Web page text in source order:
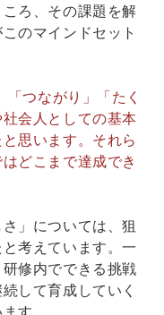
ろ、その課題を解
のマインドセット
つながり」「たく
会人としての基本
思います。それら
どこまで達成でき
」については、狙
考えています。一
修内でできる挑戦
して育成していく